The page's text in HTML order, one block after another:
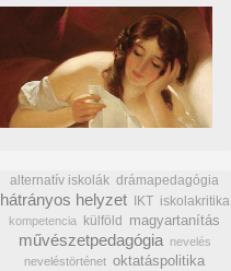
alternatív iskolák drámapedagógia
hátrányos helyzet IKT iskolakritika
kompetencia külföld magyartanítás
művészetpedagógia
nevelés
neveléstörténet oktatáspolitika